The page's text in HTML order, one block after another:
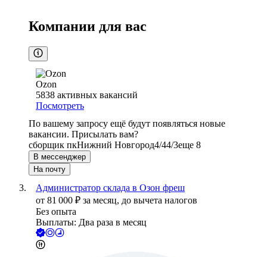
Компании для вас
Ozon
5838 активных вакансий
Посмотреть
По вашему запросу ещё будут появляться новые
вакансии. Присылать вам?
сборщик пкНижний Новгород4/44/3еще 8
В мессенджер
На почту
Администратор склада в Озон фреш
от 81 000 ₽ за месяц, до вычета налогов
Без опыта
Выплаты: Два раза в месяц